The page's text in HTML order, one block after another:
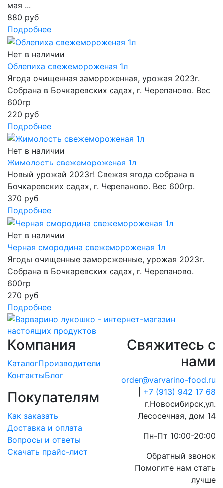
мая ...
880 руб
Подробнее
Нет в наличии
Облепиха свежемороженая 1л
Ягода очищенная замороженная, урожая 2023г.
Собрана в Бочкаревских садах, г. Черепаново. Вес
600гр
220 руб
Подробнее
Нет в наличии
Жимолость свежемороженая 1л
Новый урожай 2023г! Свежая ягода собрана в
Бочкаревских садах, г. Черепаново. Вес 600гр.
370 руб
Подробнее
Нет в наличии
Черная смородина свежемороженая 1л
Ягоды очищенные замороженные, урожая 2023г.
Собрана в Бочкаревских садах, г. Черепаново.
600гр
270 руб
Подробнее
Компания
КаталогПроизводители
КонтактыБлог
Покупателям
Как заказать
Доставка и оплата
Вопросы и ответы
Скачать прайс-лист
Свяжитесь с
нами
order@varvarino-food.ru
+7 (913) 942 17 68
г.Новосибирск,ул.
Лесосечная, дом 14
Пн-Пт 10:00-20:00
Обратный звонок
Помогите нам стать
лучше